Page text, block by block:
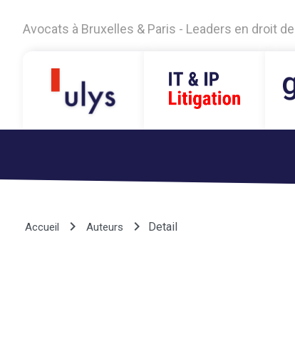
Avocats à Bruxelles & Paris - Leaders en droit
Accueil keyboard_arrow_right Auteurs keyboard_arrow_right Detail